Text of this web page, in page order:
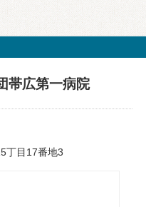
帯広第一病院
丁目17番地3